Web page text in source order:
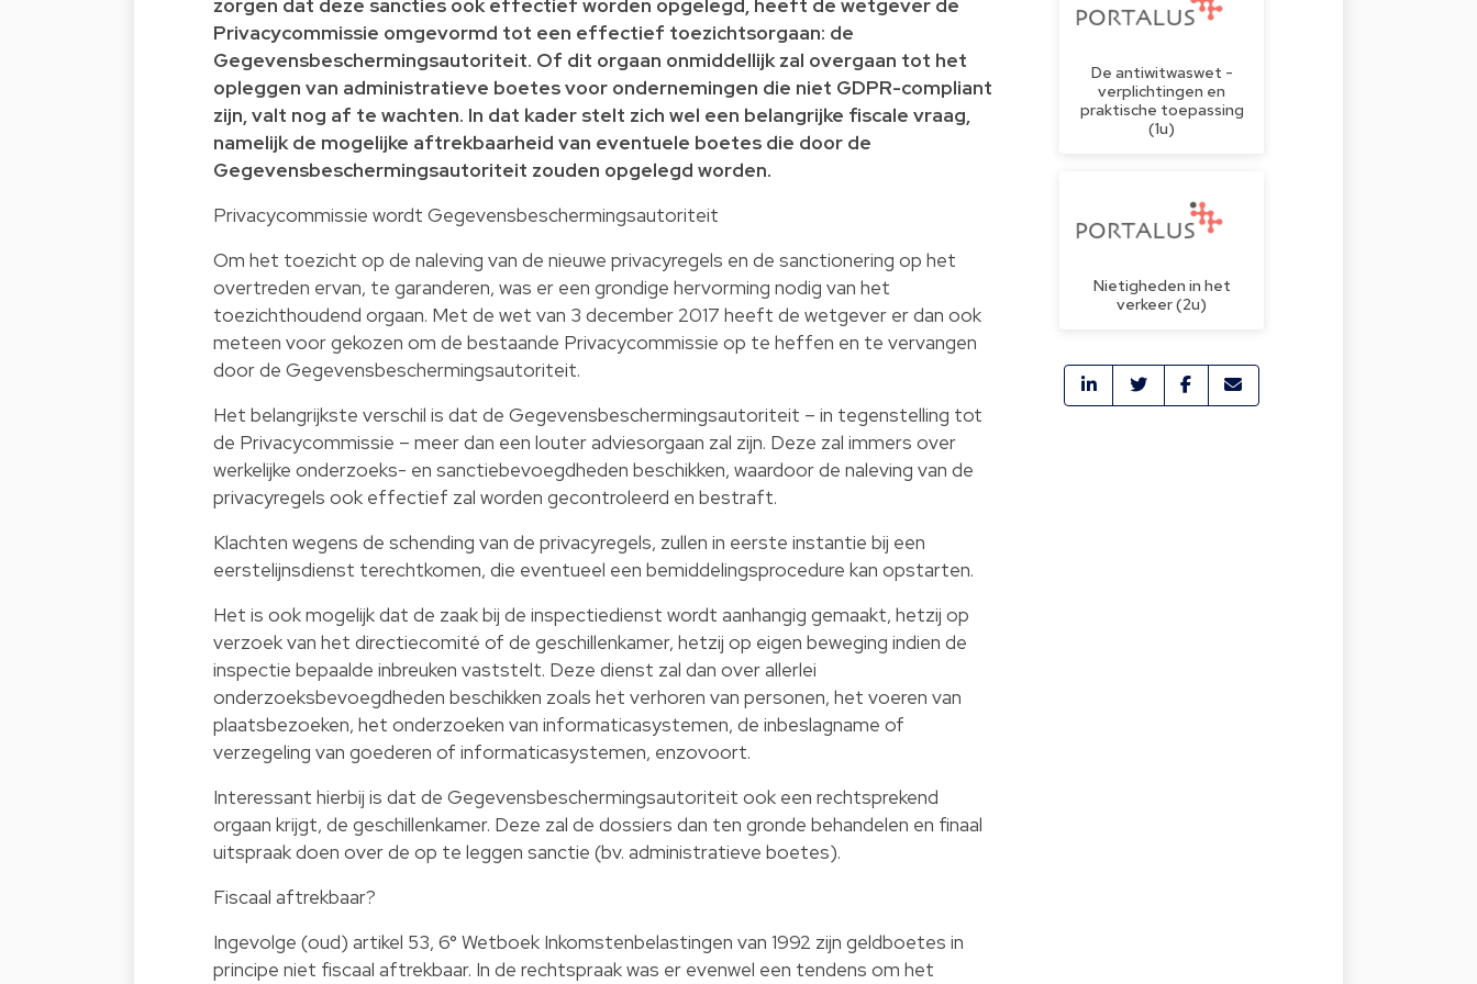
zorgen dat deze sancties ook effectief worden opgelegd, heeft de wetgever de
Privacycommissie omgevormd tot een effectief toezichtsorgaan: de
Gegevensbeschermingsautoriteit. Of dit orgaan onmiddellijk zal overgaan tot het
opleggen van administratieve boetes voor ondernemingen die niet GDPR-compliant
zijn, valt nog af te wachten. In dat kader stelt zich wel een belangrijke fiscale vraag,
namelijk de mogelijke aftrekbaarheid van eventuele boetes die door de
Gegevensbeschermingsautoriteit zouden opgelegd worden.
Privacycommissie wordt Gegevensbeschermingsautoriteit
Om het toezicht op de naleving van de nieuwe privacyregels en de sanctionering op het
overtreden ervan, te garanderen, was er een grondige hervorming nodig van het
toezichthoudend orgaan. Met de wet van 3 december 2017 heeft de wetgever er dan ook
meteen voor gekozen om de bestaande Privacycommissie op te heffen en te vervangen
door de Gegevensbeschermingsautoriteit.
Het belangrijkste verschil is dat de Gegevensbeschermingsautoriteit – in tegenstelling tot
de Privacycommissie – meer dan een louter adviesorgaan zal zijn. Deze zal immers over
werkelijke onderzoeks- en sanctiebevoegdheden beschikken, waardoor de naleving van de
privacyregels ook effectief zal worden gecontroleerd en bestraft.
Klachten wegens de schending van de privacyregels, zullen in eerste instantie bij een
eerstelijnsdienst terechtkomen, die eventueel een bemiddelingsprocedure kan opstarten.
Het is ook mogelijk dat de zaak bij de inspectiedienst wordt aanhangig gemaakt, hetzij op
verzoek van het directiecomité of de geschillenkamer, hetzij op eigen beweging indien de
inspectie bepaalde inbreuken vaststelt. Deze dienst zal dan over allerlei
onderzoeksbevoegdheden beschikken zoals het verhoren van personen, het voeren van
plaatsbezoeken, het onderzoeken van informaticasystemen, de inbeslagname of
verzegeling van goederen of informaticasystemen, enzovoort.
Interessant hierbij is dat de Gegevensbeschermingsautoriteit ook een rechtsprekend
orgaan krijgt, de geschillenkamer. Deze zal de dossiers dan ten gronde behandelen en finaal
uitspraak doen over de op te leggen sanctie (bv. administratieve boetes).
Fiscaal aftrekbaar?
Ingevolge (oud) artikel 53, 6° Wetboek Inkomstenbelastingen van 1992 zijn geldboetes in
principe niet fiscaal aftrekbaar. In de rechtspraak was er evenwel een tendens om het
De antiwitwaswet -
verplichtingen en
praktische toepassing
(1u)
Nietigheden in het
verkeer (2u)